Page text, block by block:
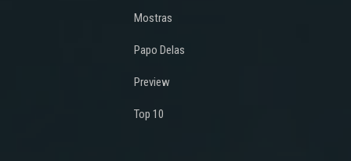
Mostras
Papo Delas
Preview
Top 10